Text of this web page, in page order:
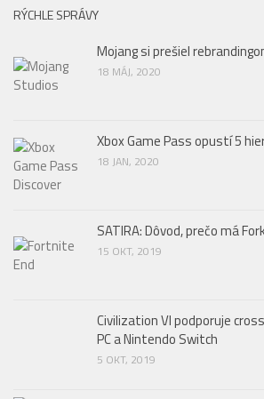
RÝCHLE SPRÁVY
Mojang si prešiel
18 MÁJ, 2020
Xbox Game Pass opustí 5
18 JAN, 2020
SATIRA: Dôvod, prečo má
15 OKT, 2019
Civilization VI podporuje
PC a Nintendo Switch
5 OKT, 2019